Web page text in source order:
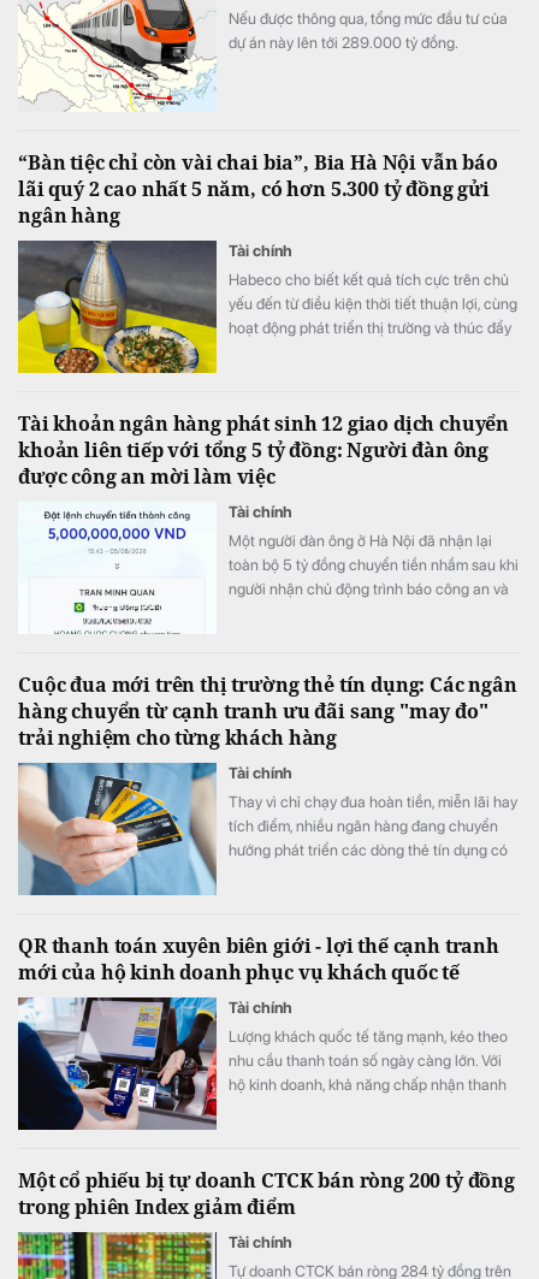
Nếu được thông qua, tổng mức đầu tư của
dự án này lên tới 289.000 tỷ đồng.
“Bàn tiệc chỉ còn vài chai bia”, Bia Hà Nội vẫn báo
lãi quý 2 cao nhất 5 năm, có hơn 5.300 tỷ đồng gửi
ngân hàng
Tài chính
Habeco cho biết kết quả tích cực trên chủ
yếu đến từ điều kiện thời tiết thuận lợi, cùng
hoạt động phát triển thị trường và thúc đẩy
Tài khoản ngân hàng phát sinh 12 giao dịch chuyển
khoản liên tiếp với tổng 5 tỷ đồng: Người đàn ông
được công an mời làm việc
Tài chính
Một người đàn ông ở Hà Nội đã nhận lại
toàn bộ 5 tỷ đồng chuyển tiền nhầm sau khi
người nhận chủ động trình báo công an và
Cuộc đua mới trên thị trường thẻ tín dụng: Các ngân
hàng chuyển từ cạnh tranh ưu đãi sang "may đo"
trải nghiệm cho từng khách hàng
Tài chính
Thay vì chỉ chạy đua hoàn tiền, miễn lãi hay
tích điểm, nhiều ngân hàng đang chuyển
hướng phát triển các dòng thẻ tín dụng có
nghiệm được kỳ vọng sẽ trở thành lợi thế
cạnh tranh mới của thị trường thẻ trong giai
QR thanh toán xuyên biên giới - lợi thế cạnh tranh
mới của hộ kinh doanh phục vụ khách quốc tế
Tài chính
Lượng khách quốc tế tăng mạnh, kéo theo
nhu cầu thanh toán số ngày càng lớn. Với
hộ kinh doanh, khả năng chấp nhận thanh
Một cổ phiếu bị tự doanh CTCK bán ròng 200 tỷ đồng
trong phiên Index giảm điểm
Tài chính
Tự doanh CTCK bán ròng 284 tỷ đồng trên